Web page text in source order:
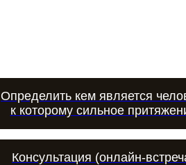
Определить кем является
к которому сильное
Консультация (онлайн-